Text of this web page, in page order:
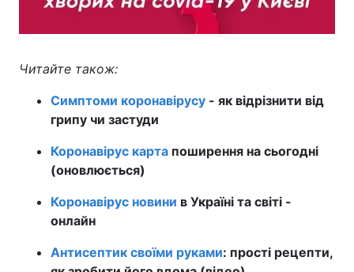
Читайте також:
Симптоми коронавірусу - як відрізнити від
грипу чи застуди
Коронавірус карта поширення на сьогодні
(оновлюється)
Коронавірус новини в Україні та світі -
онлайн
Антисептик своїми руками: прості рецепти,